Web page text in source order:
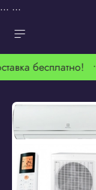
... ...
бесплатно! •